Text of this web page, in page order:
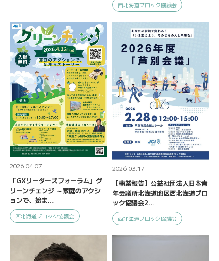
西北海道ブロック協議会
2026.04.07
「GXリーダーズフォーラム」グ
リーンチェンジ ～家庭のアクシ
ョンで、始ま…
西北海道ブロック協議会
2026.03.17
【事業報告】公益社団法人日本青
年会議所北海道地区西北海道ブロ
ック協議会2…
西北海道ブロック協議会